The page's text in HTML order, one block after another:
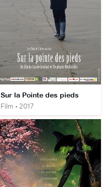
Sur la Pointe des pieds
Film • 2017